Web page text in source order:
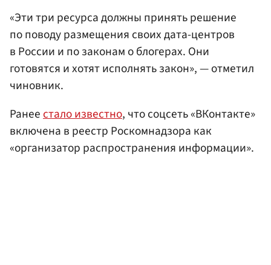
«Эти три ресурса должны принять решение
по поводу размещения своих дата-центров
в России и по законам о блогерах. Они
готовятся и хотят исполнять закон», — отметил
чиновник.
Ранеестало известно, что соцсеть «ВКонтакте»
включена в реестр Роскомнадзора как
«организатор распространения информации».